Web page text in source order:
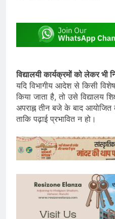
विद्यालयी कार्यक्रमों को लेकर भी
यदि विभागीय आदेश से किसी
किया जाता है, तो उसे विद्यालय
अपराह्न तीन बजे के बाद आयोजित
ताकि पढ़ाई प्रभावित न हो।